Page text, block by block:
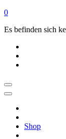
0
Es befinden sich
|Shop